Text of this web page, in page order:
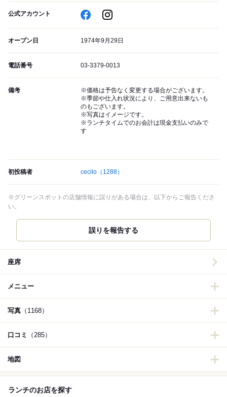
公式アカウント
オープン日 1974年9月29日
電話番号 03-3379-0013
備考
※価格は予告なく変更する場合がございます。
※季節や仕入れ状況により、ご用意出来ないも
のもございます。
※写真はイメージです。
※ランチタイムでのお会計は現金支払いのみで
す
初投稿者 cecilo （1288）
※グリーンスポットの店舗情報に誤りがある場合は、以下からご報告くださ
い。
誤りを報告する
座席
メニュー
写真 （1168）
口コミ （285）
地図
ランチのお店を探す